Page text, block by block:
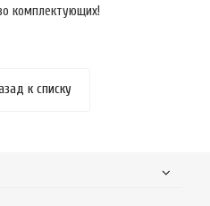
комплектующих!
к списку